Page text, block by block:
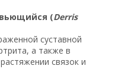
(Derris
суставной
а также в
связок и